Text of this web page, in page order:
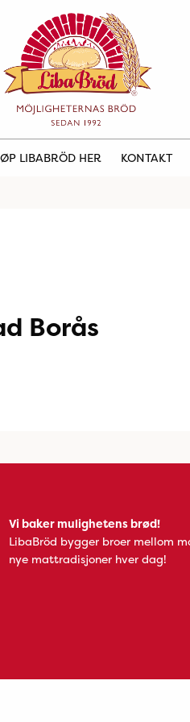
LIBABRÖD HER KONTAKT
Borås
Vi baker mulighetens brød!
LibaBröd bygger broer mellom
nye mattradisjoner hver dag!